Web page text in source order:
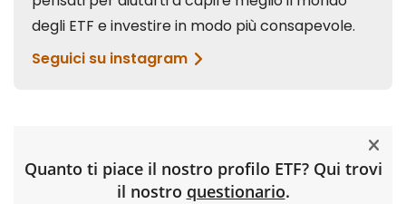
Quanto ti piace il nostro profilo ETF? Qui trovi
il nostro questionario.